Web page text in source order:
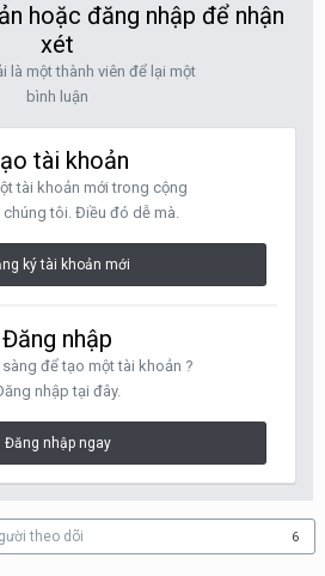
hoặc đăng nhập để nhận
xét
là một thành viên để lại một
bình luận
tài khoản
tài khoản mới trong cộng
tôi. Điều đó dễ mà.
ký tài khoản mới
Đăng nhập
để tạo một tài khoản ?
nhập tại đây.
Đăng nhập ngay
theo dõi 6